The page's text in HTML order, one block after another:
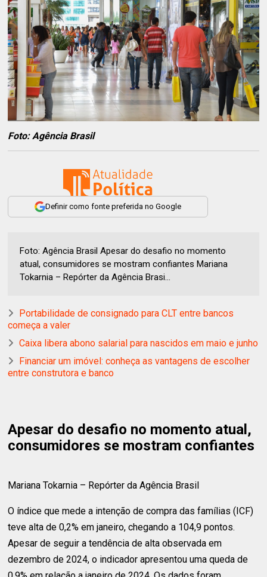
Foto: Agência Brasil
Definir como fonte preferida no Google
Foto: Agência Brasil Apesar do desafio no momento
atual, consumidores se mostram confiantes Mariana
Tokarnia – Repórter da Agência Brasi...
Portabilidade de consignado para CLT entre bancos
começa a valer
Caixa libera abono salarial para nascidos em maio e junho
Financiar um imóvel: conheça as vantagens de escolher
entre construtora e banco
Apesar do desafio no momento atual,
consumidores se mostram confiantes
Mariana Tokarnia – Repórter da Agência Brasil
O índice que mede a intenção de compra das famílias (ICF)
teve alta de 0,2% em janeiro, chegando a 104,9 pontos.
Apesar de seguir a tendência de alta observada em
dezembro de 2024, o indicador apresentou uma queda de